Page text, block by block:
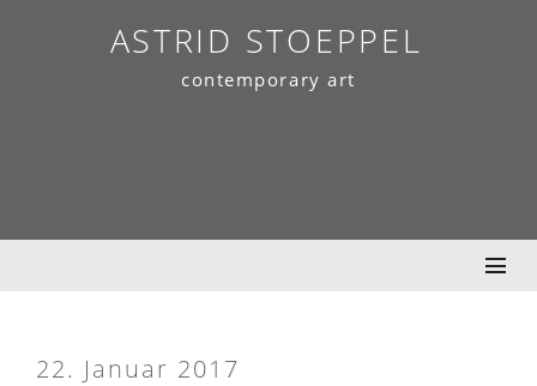
ASTRID STOEPPEL
contemporary art
22. Januar 2017